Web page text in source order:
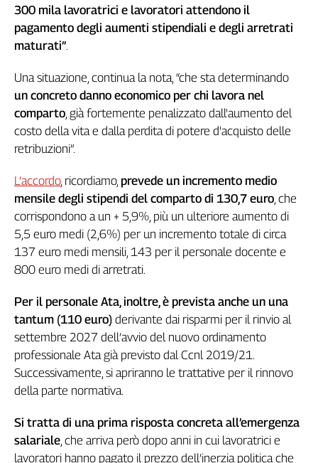
sangue
della
ragione
anni
Cgil
Collettiva
Academy
Rubriche
Collettiva
Talk
La
Collettiva
Girasoli
Il
Sassolino
Economica
Tech
It
Inserti
300 mila lavoratrici e lavoratori attendono il
pagamento degli aumenti stipendiali e degli arretrati
maturati”.
Una situazione, continua la nota, “che sta determinando
un concreto danno economico per chi lavora nel
comparto, già fortemente penalizzato dall'aumento del
costo della vita e dalla perdita di potere d'acquisto delle
retribuzioni”.
L’accordo, ricordiamo, prevede un incremento medio
mensile degli stipendi del comparto di 130,7 euro, che
corrispondono a un + 5,9%, più un ulteriore aumento di
5,5 euro medi (2,6%) per un incremento totale di circa
137 euro medi mensili, 143 per il personale docente e
800 euro medi di arretrati.
Per il personale Ata, inoltre, è prevista anche un una
tantum (110 euro) derivante dai risparmi per il rinvio al
settembre 2027 dell’avvio del nuovo ordinamento
professionale Ata già previsto dal Ccnl 2019/21.
Successivamente, si apriranno le trattative per il rinnovo
della parte normativa.
Si tratta di una prima risposta concreta all’emergenza
salariale, che arriva però dopo anni in cui lavoratrici e
lavoratori hanno pagato il prezzo dell’inerzia politica che